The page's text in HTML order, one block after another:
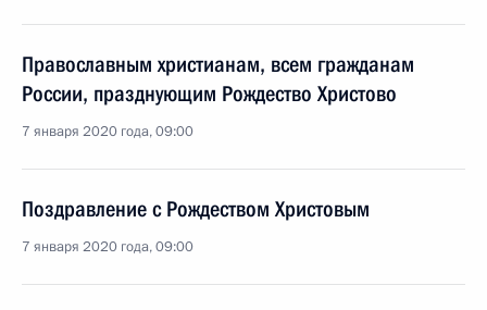
Православным христианам, всем гражданам
России, празднующим Рождество Христово
7 января 2020 года, 09:00
Поздравление с Рождеством Христовым
7 января 2020 года, 09:00